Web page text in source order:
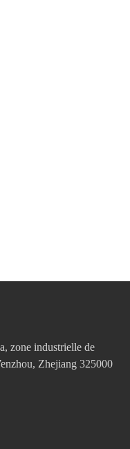
zone industrielle de
Zhejiang 325000